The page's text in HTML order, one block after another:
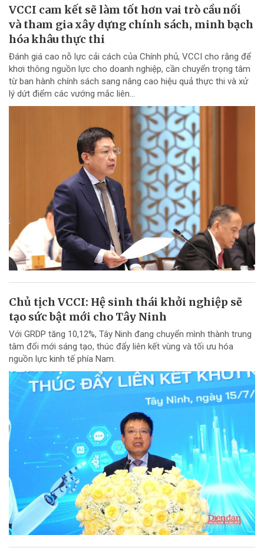
VCCI cam kết sẽ làm tốt hơn vai trò cầu nối
và tham gia xây dựng chính sách, minh bạch
hóa khâu thực thi
Đánh giá cao nỗ lực cải cách của Chính phủ, VCCI cho rằng để
khơi thông nguồn lực cho doanh nghiệp, cần chuyển trọng tâm
từ ban hành chính sách sang nâng cao hiệu quả thực thi và xử
lý dứt điểm các vướng mắc liên...
Chủ tịch VCCI: Hệ sinh thái khởi nghiệp sẽ
tạo sức bật mới cho Tây Ninh
Với GRDP tăng 10,12%, Tây Ninh đang chuyển mình thành trung
tâm đổi mới sáng tạo, thúc đẩy liên kết vùng và tối ưu hóa
nguồn lực kinh tế phía Nam.